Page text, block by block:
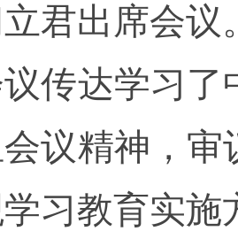
君出席会议
达学习了
议精神，
习教育实施